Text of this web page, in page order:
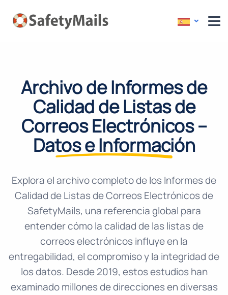
Archivo de Informes de
Calidad de Listas de
Correos Electrónicos –
Datos e Información
Explora el archivo completo de los Informes de
Calidad de Listas de Correos Electrónicos de
SafetyMails, una referencia global para
entender cómo la calidad de las listas de
correos electrónicos influye en la
entregabilidad, el compromiso y la integridad de
los datos. Desde 2019, estos estudios han
examinado millones de direcciones en diversas